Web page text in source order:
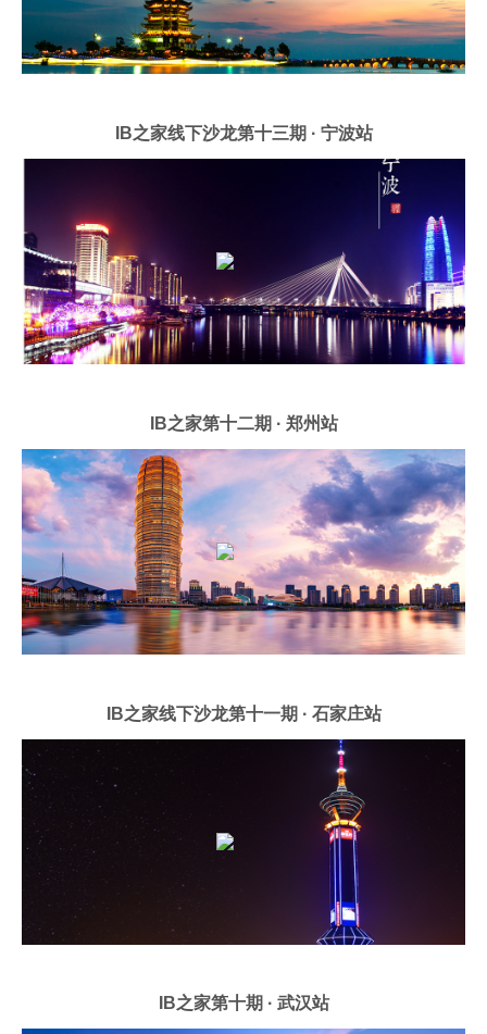
IB之家线下沙龙第十三期 · 宁波站
IB之家第十二期 · 郑州站
IB之家线下沙龙第十一期 · 石家庄站
IB之家第十期 · 武汉站